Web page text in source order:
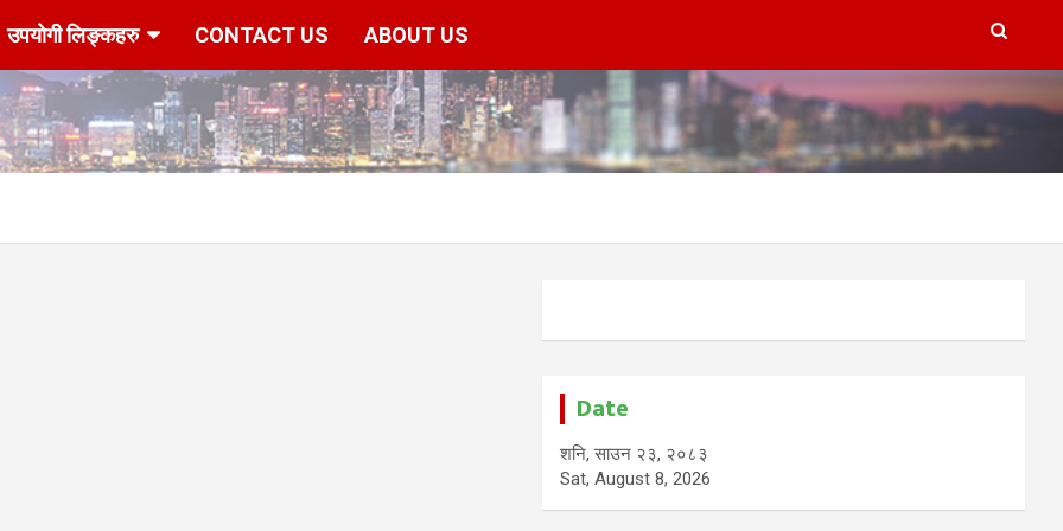
उपयोगी लिङ्कहरु CONTACT US ABOUT US
Date
शनि, साउन २३, २०८३
Sat, August 8, 2026